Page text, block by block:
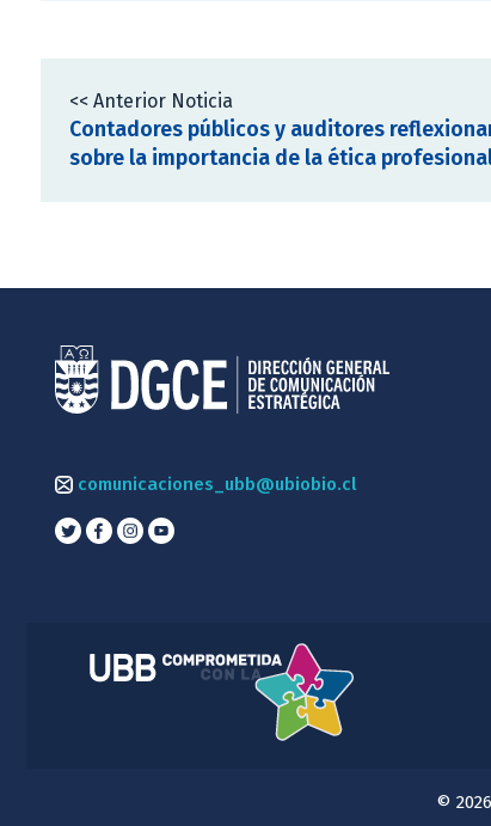
<< Anterior Noticia
Contadores públicos y auditores
sobre la importancia de la ética
comunicaciones_ubb@ubiobio.cl
© 2026